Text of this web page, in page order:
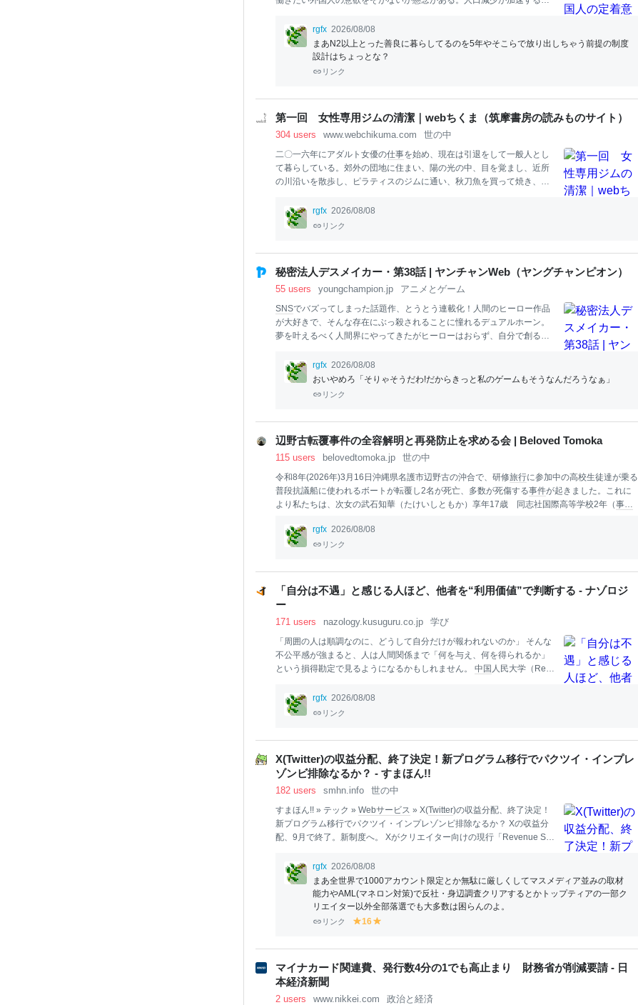
て重みを増している。日本
環境を官民で整える必要がある。出入国管理法に基づくガイドラインの
rgfx 2026/08/08
まあN2以上とった善良に暮らしてるのを5年やそこらで放り出しちゃう前提の制度
設計はちょっとな？
リンク
第一回 女性専用ジムの清潔｜webちくま（筑摩書房の読みものサイト）
304 users www.webchikuma.com 世の中
二〇一六年にアダルト女優の仕事を始め、現在は引退をして一般人とし
て暮らしている。郊外の団地に住まい、陽の光の中、目を覚まし、近所
の川沿いを散歩し、ピラティスのジムに通い、秋刀魚を買って焼き、小
友人の店に偶に立ち、誰でもない誰かとして人と語らい、「元AV女優」
の肩書きで世に出ることに逡巡し何年も完成しない
いく同年代の女性たち、半端な立ち位置、それでも小さく幸福で素朴な
毎日。タイトルは離職したことを後悔するような雰囲気ですが、このタ
イトルに惹かれる人たちに「やめたところでどうにもなっていないが、
幸福な毎日を過ごしている」姿をフ
rgfx 2026/08/08
リンク
秘密法人デスメイカー・第38話 | ヤンチャンWeb（ヤングチャンピオン）
55 users youngchampion.jp アニメとゲーム
SNSでバズってしまった話題作、とうとう連載化！人間のヒーロー作品
が大好きで、そんな存在にぶっ殺されることに憧れるデュアルホーン。
夢を叶えるべく人間界にやってきたがヒーローはおらず、自分で創るこ
田まあちが贈る、濁り切った世界観。悪の組織ブラックコメディ！
rgfx 2026/08/08
おいやめろ「そりゃそうだわ!だからきっと私のゲームもそうなんだろうなぁ」
リンク
辺野古転覆事件の全容解明と再発防止を求める会 | Beloved Tomoka
115 users belovedtomoka.jp 世の中
令和8年(2026年)3月16日沖縄県名護市辺野古の沖合で、研修旅行に参加中の高校生徒達が乗る
普段抗議船に使われるボートが転覆し2名が死亡、多数が死傷する事件が起きました。これに
より私たちは、次女の武石知華（たけいしともか）享年17歳 同志社国際高等学校2年（事件
出航したのか？ なぜ、知華が亡くならなければならなかったのか？
今でも誰も責任を問われず、未だ解明されていないことが多く残っています。有耶無耶にする
たこのような悲しみが二度と繰り返されないことを願い、私たち遺族とこの目的に賛同する有
志の方達と共にこの会を設立致しました。 2026年7月22日
rgfx 2026/08/08
リンク
「自分は不遇」と感じる人ほど、他者を“利用価値”で判断する - ナゾロジ
ー
171 users nazology.kusuguru.co.jp 学び
「周囲の人は順調なのに、どうして自分だけが報われないのか」 そんな
不公平感が強まると、人は人間関係まで「何を与え、何を得られるか」
という損得勘定で見るようになるかもしれません。 中国 人民大学（Ren
分を不遇だと感じる人ほど、人間関係を取引のように捉え、相手が自分
にとってどれほど役立つかを重視する傾向が示されました。 研究成果は2
d-cau
rgfx 2026/08/08
リンク
X(Twitter)の収益分配、終了決定！新プログラム移行でパクツイ・インプレ
ゾンビ排除なるか？ - すまほん!!
182 users smhn.info 世の中
すまほん!! » テック » Webサービス » X(Twitter)の収益分配、終了決定！
新プログラム移行でパクツイ・インプレゾンビ排除なるか？ Xの収益分
配、9月で終了。新制度へ。 Xがクリエイター向けの現行「Revenue Sha
nt Rewards Program」へ切り替えます。X
クリエイターへのメールで告知しました。 現在Revenue Sharingに参加
しているクリエイターが収益を得られるのは9月7日まで。従来制度によ
る最後の支払いは9月11日に行われます。 後継のOriginal Content Rewar
ds Programは9月8日から申請可能。ただし、既存のRevenue Sharing参
rgfx 2026/08/08
まあ全世界で1000アカウント限定とか無駄に厳しくしてマスメディア並みの取材
能力やAML(マネロン対策)で反社・身辺調査クリアするとかトップティアの一部ク
リエイター以外全部落選でも大多数は困らんのよ。
リンク
y
lo
w
16
lo
マイナカード関連費、発行数4分の1でも高止まり 財務省が削減要請 - 日
本経済新聞
2 users www.nikkei.com 政治と経済